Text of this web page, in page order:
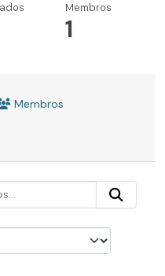
Membros
1
Membros